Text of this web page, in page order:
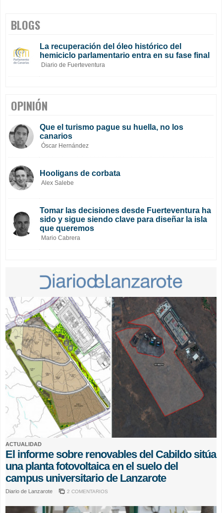
BLOGS
La recuperación del óleo histórico del
hemiciclo parlamentario entra en su fase final
Diario de Fuerteventura
OPINIÓN
Que el turismo pague su huella, no los
canarios
Óscar Hernández
Hooligans de corbata
Alex Salebe
Tomar las decisiones desde Fuerteventura ha
sido y sigue siendo clave para diseñar la isla
que queremos
Mario Cabrera
ACTUALIDAD
El informe sobre renovables del Cabildo sitúa
una planta fotovoltaica en el suelo del
campus universitario de Lanzarote
Diario de Lanzarote 2 COMENTARIOS